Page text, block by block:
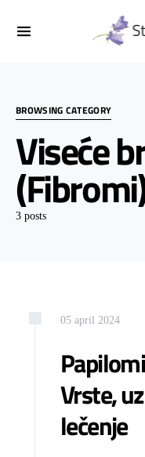
BROWSING CATEGORY
Viseće
3 posts
05 april 2024
Vrste,
lečenje